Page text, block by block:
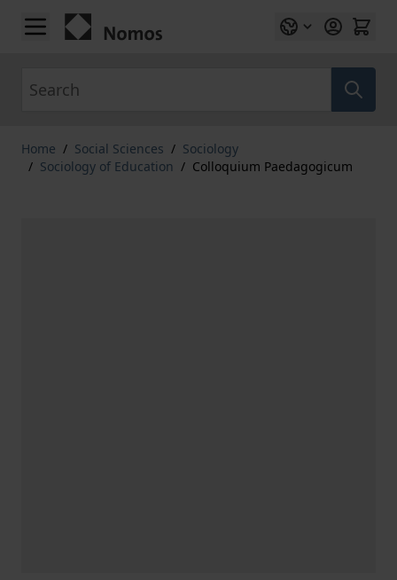
Skip to Content
Home / Social Sciences / Sociology
/ Sociology of Education / Colloquium Paedagogicum